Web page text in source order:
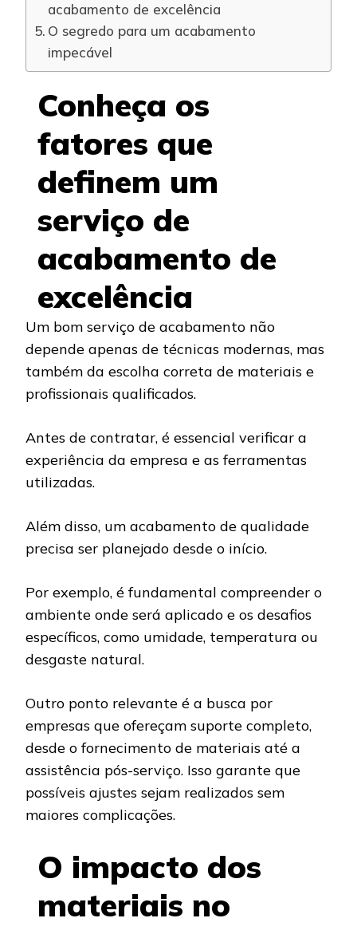
acabamento de excelência
O segredo para um acabamento
impecável
Conheça os
fatores que
definem um
serviço de
acabamento de
excelência
Um bom serviço de acabamento não
depende apenas de técnicas modernas, mas
também da escolha correta de materiais e
profissionais qualificados.
Antes de contratar, é essencial verificar a
experiência da empresa e as ferramentas
utilizadas.
Além disso, um acabamento de qualidade
precisa ser planejado desde o início.
Por exemplo, é fundamental compreender o
ambiente onde será aplicado e os desafios
específicos, como umidade, temperatura ou
desgaste natural.
Outro ponto relevante é a busca por
empresas que ofereçam suporte completo,
desde o fornecimento de materiais até a
assistência pós-serviço. Isso garante que
possíveis ajustes sejam realizados sem
maiores complicações.
O impacto dos
materiais no